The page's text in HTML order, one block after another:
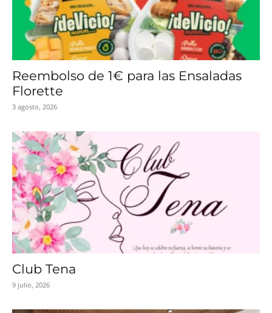
Reembolso de 1€ para las Ensaladas
Florette
3 agosto, 2026
Club Tena
9 julio, 2026